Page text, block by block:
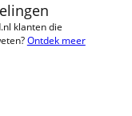
klanten die
Ontdek meer